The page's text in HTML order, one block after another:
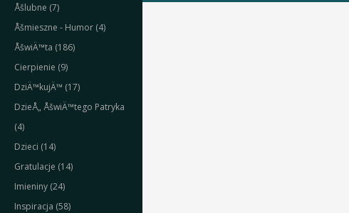
Åšlubne (7)
Åšmieszne - Humor (4)
ÅšwiÄ™ta (186)
Cierpienie (9)
DziÄ™kujÄ™ (17)
DzieÅ„ ÅšwiÄ™tego Patryka
(4)
Dzieci (14)
Gratulacje (14)
Imieniny (24)
Inspiracja (58)